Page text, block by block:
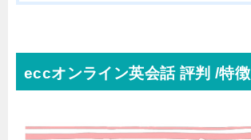
eccオンライン英会話 評判 /特徴